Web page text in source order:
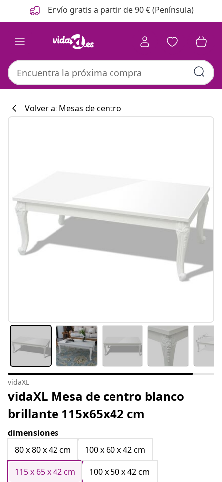
Anterior
Siguiente Envío gratis a partir de 90 € (Península)
Volver a: Mesas de centro
vidaXL
vidaXL Mesa de centro blanco
brillante 115x65x42 cm
dimensiones
80 x 80 x 42 cm
100 x 60 x 42 cm
115 x 65 x 42 cm
100 x 50 x 42 cm